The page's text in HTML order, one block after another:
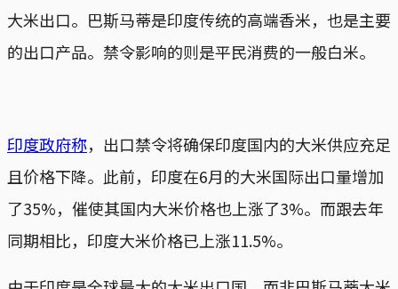
大米出口。巴斯马蒂是印度传统的高端香米，也是主要
的出口产品。禁令影响的则是平民消费的一般白米。
印度政府称，出口禁令将确保印度国内的大米供应充足
且价格下降。此前，印度在6月的大米国际出口量增加
了35%，催使其国内大米价格也上涨了3%。而跟去年
同期相比，印度大米价格已上涨11.5%。